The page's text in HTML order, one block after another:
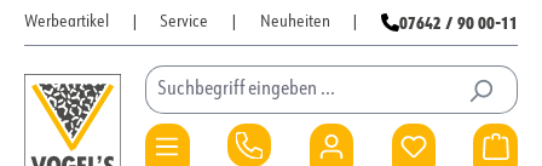
Zum Hauptinhalt springen
Werbeartikel Service Neuheiten 07642 / 90 00-11
Du hast 0